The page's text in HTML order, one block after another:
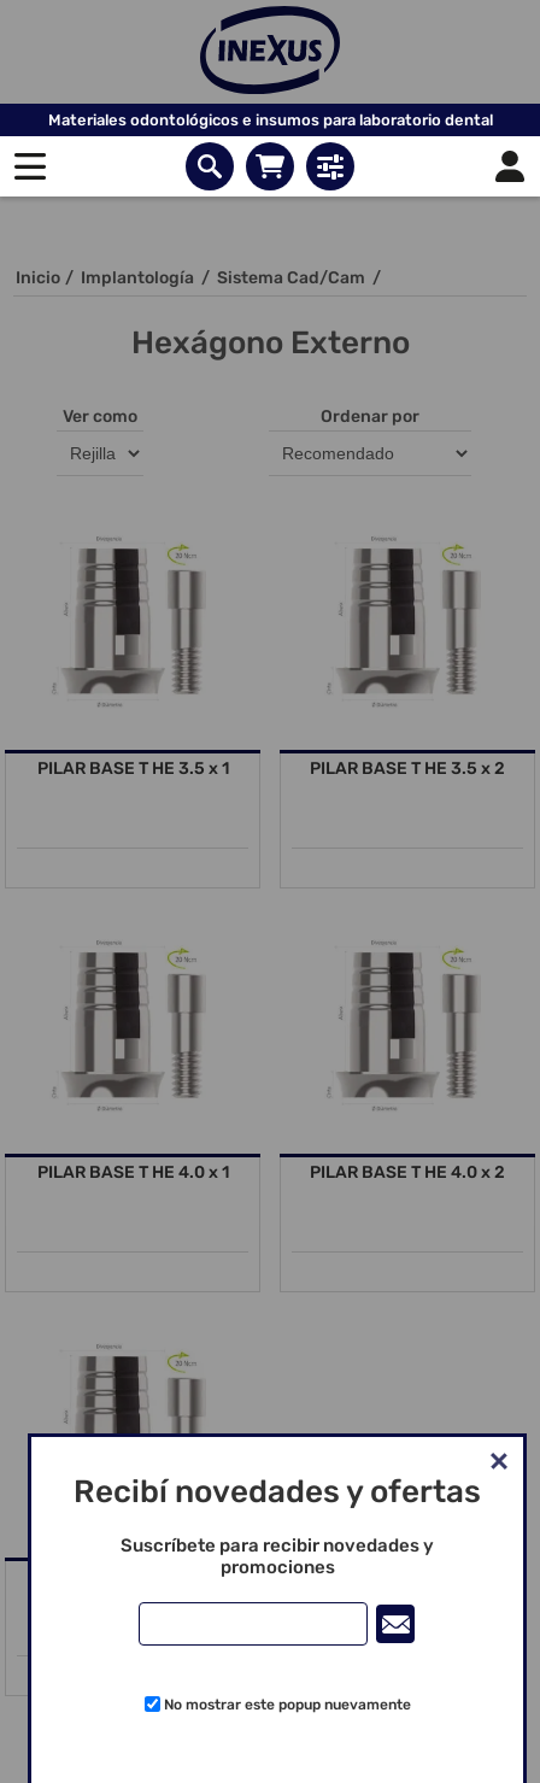
Materiales odontológicos e insumos para laboratorio dental
Inicio / Implantología / Sistema Cad/Cam /
Hexágono Externo
Ver como Ordenar por
PILAR BASE T HE 3.5 x 1 PILAR BASE T HE 3.5 x 2
PILAR BASE T HE 4.0 x 1 PILAR BASE T HE 4.0 x 2
PILAR BASE T HE 4.0 x 3
Recibí novedades y ofertas
Suscríbete para recibir novedades y
promociones
No mostrar este popup nuevamente